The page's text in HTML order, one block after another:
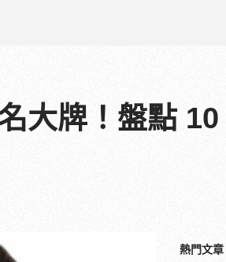
大牌！盤點 10
熱門文章